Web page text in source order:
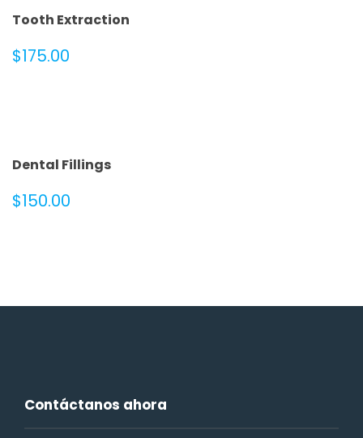
Tooth Extraction
$175.00
Dental Fillings
$150.00
Contáctanos ahora